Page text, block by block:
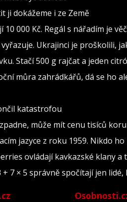
ji dokážeme i ze Země
000 Kč. Regál s nářadím je
Ukrajinci je proškolili,
Stačí 500 g rajčat a jeden
můra zahrádkářů, dá se ho
katastrofou
může mít cenu tisíců
jazyce z roku 1959. Nikdo
ovládají kavkazské klany a
7 × 5 správně spočítají jen